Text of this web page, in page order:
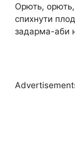
Орють,
спихнути
задарма-аби